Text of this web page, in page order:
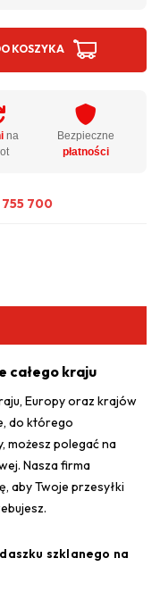
KOSZYKA
na
Bezpieczne
płatności
700
całego kraju
Europy oraz krajów
do którego
możesz polegać na
Nasza firma
aby Twoje przesyłki
szklanego na